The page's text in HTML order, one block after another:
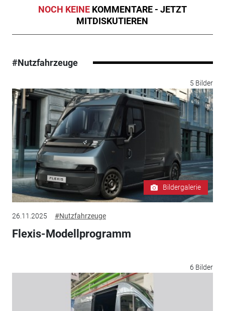
NOCH KEINE KOMMENTARE - JETZT
MITDISKUTIEREN
#Nutzfahrzeuge
5 Bilder
Bildergalerie
26.11.2025 #Nutzfahrzeuge
Flexis-Modellprogramm
6 Bilder